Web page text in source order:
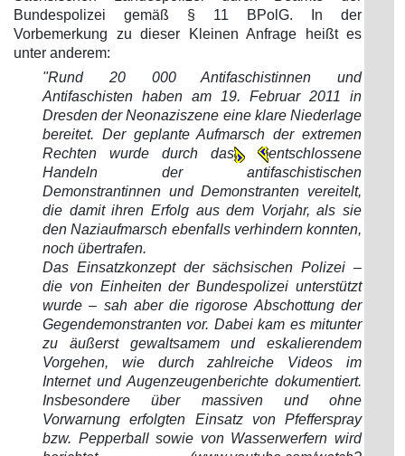
Bundespolizei gemäß § 11 BPolG. In der
Vorbemerkung zu dieser Kleinen Anfrage heißt es
unter anderem:
"Rund 20 000 Antifaschistinnen und
Antifaschisten haben am 19. Februar 2011 in
Dresden der Neonaziszene eine klare Niederlage
bereitet. Der geplante Aufmarsch der extremen
Rechten wurde durch das
entschlossene
Handeln der antifaschistischen
Demonstrantinnen und Demonstranten vereitelt,
die damit ihren Erfolg aus dem Vorjahr, als sie
den Naziaufmarsch ebenfalls verhindern konnten,
noch übertrafen.
Das Einsatzkonzept der sächsischen Polizei –
die von Einheiten der Bundespolizei unterstützt
wurde – sah aber die rigorose Abschottung der
Gegendemonstranten vor. Dabei kam es mitunter
zu äußerst gewaltsamem und eskalierendem
Vorgehen, wie durch zahlreiche Videos im
Internet und Augenzeugenberichte dokumentiert.
Insbesondere über massiven und ohne
Vorwarnung erfolgten Einsatz von Pfefferspray
bzw. Pepperball sowie von Wasserwerfern wird